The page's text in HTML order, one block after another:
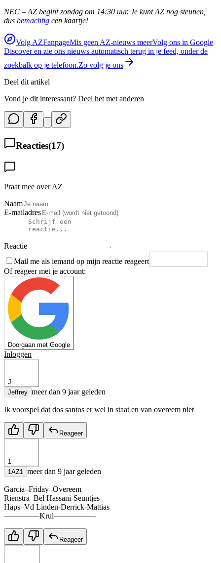
NEC – AZ begint zondag om 14:30 uur. Je kunt AZ nog steunen,
dus bemachtig een kaartje!
Volg AZFanpageMis geen AZ-nieuws meerVolg ons in Google
Discover en zie ons nieuws automatisch terug in je feed, onder de
zoekbalk op je telefoon.Zo volg je ons
Deel dit artikel
Vond je dit interessant? Deel het met anderen
Reacties(17)
Praat mee over AZ
Naam
E-mailadres
Reactie
Mail me als iemand op mijn reactie reageert
Of reageer met je account:
Doorgaan met Google
Inloggen
J
Jeffrey meer dan 9 jaar geleden
Ik voorspel dat dos santos er wel in staat en van overeem niet
Reageer
1
1AZ1
meer dan 9 jaar geleden
Garcia–Friday–Overeem
Rienstra–Bel Hassani-Seuntjes
Haps–Vd Linden-Derrick-Mattias
————–Krul—————-
Reageer